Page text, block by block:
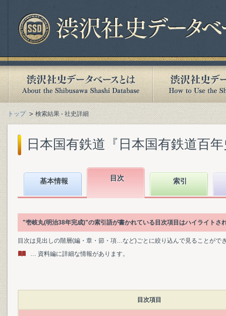
トップ 検索結果 - 社史詳細
日本国有鉄道『日本国有鉄道百
基本情報 目次 索引
"壱岐丸(明治38年完成)"の索引語が書かれている目次項目はハイライトさ
目次は見出しの階層(編・章・節・項…など)ごとに絞り込んで見ることがで
… 資料編に詳細な情報があります。
目次項目